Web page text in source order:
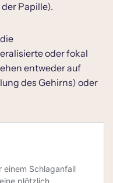
Papille).
oder fokal
entweder auf
des Gehirns) oder